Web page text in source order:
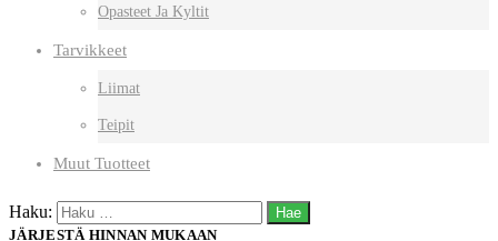
Opasteet Ja Kyltit
Tarvikkeet
Liimat
Teipit
Muut Tuotteet
Haku:
JÄRJESTÄ HINNAN MUKAAN